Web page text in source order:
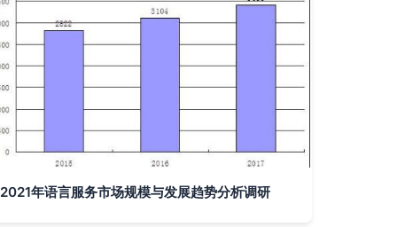
2021年语言服务市场规模与发展趋势分析调研